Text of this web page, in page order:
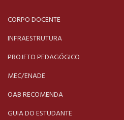
CORPO DOCENTE
INFRAESTRUTURA
PROJETO PEDAGÓGICO
MEC/ENADE
OAB RECOMENDA
GUIA DO ESTUDANTE